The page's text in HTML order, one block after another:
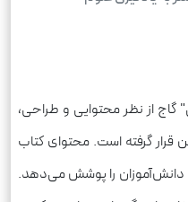
گاج از نظر محتوایی و طراحی،
قرار گرفته است. محتوای کتاب
دانش‌آموزان را پوشش می‌دهد.